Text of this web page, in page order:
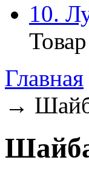
10.
Главная
→